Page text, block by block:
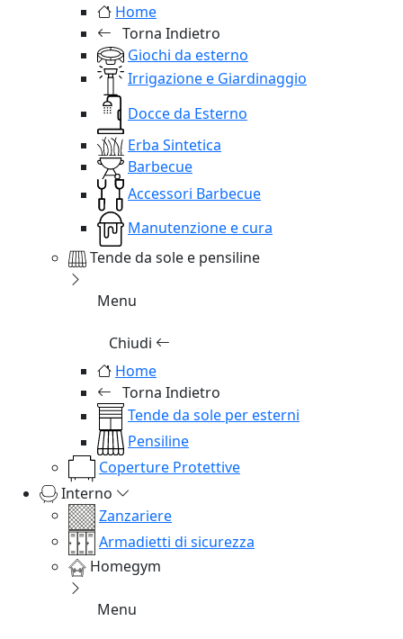
Home
Torna Indietro
Giochi da esterno
Irrigazione e Giardinaggio
Docce da Esterno
Erba Sintetica
Barbecue
Accessori Barbecue
Manutenzione e cura
Tende da sole e pensiline
Menu
Chiudi
Home
Torna Indietro
Tende da sole per esterni
Pensiline
Coperture Protettive
Interno
Zanzariere
Armadietti di sicurezza
Homegym
Menu